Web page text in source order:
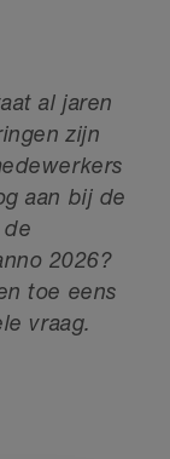
al jaren
zijn
aan bij de
de
2026?
toe eens
vraag.